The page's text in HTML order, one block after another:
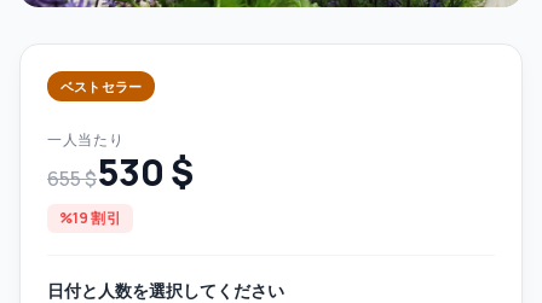
ベストセラー
一人当たり
655 $530 $
%19 割引
日付と人数を選択してください